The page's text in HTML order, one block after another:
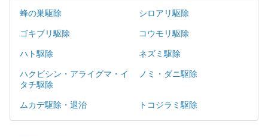
蜂の巣駆除 シロアリ駆除
ゴキブリ駆除 コウモリ駆除
ハト駆除 ネズミ駆除
ハクビシン・アライグマ・イ
タチ駆除
ノミ・ダニ駆除
ムカデ駆除・退治 トコジラミ駆除